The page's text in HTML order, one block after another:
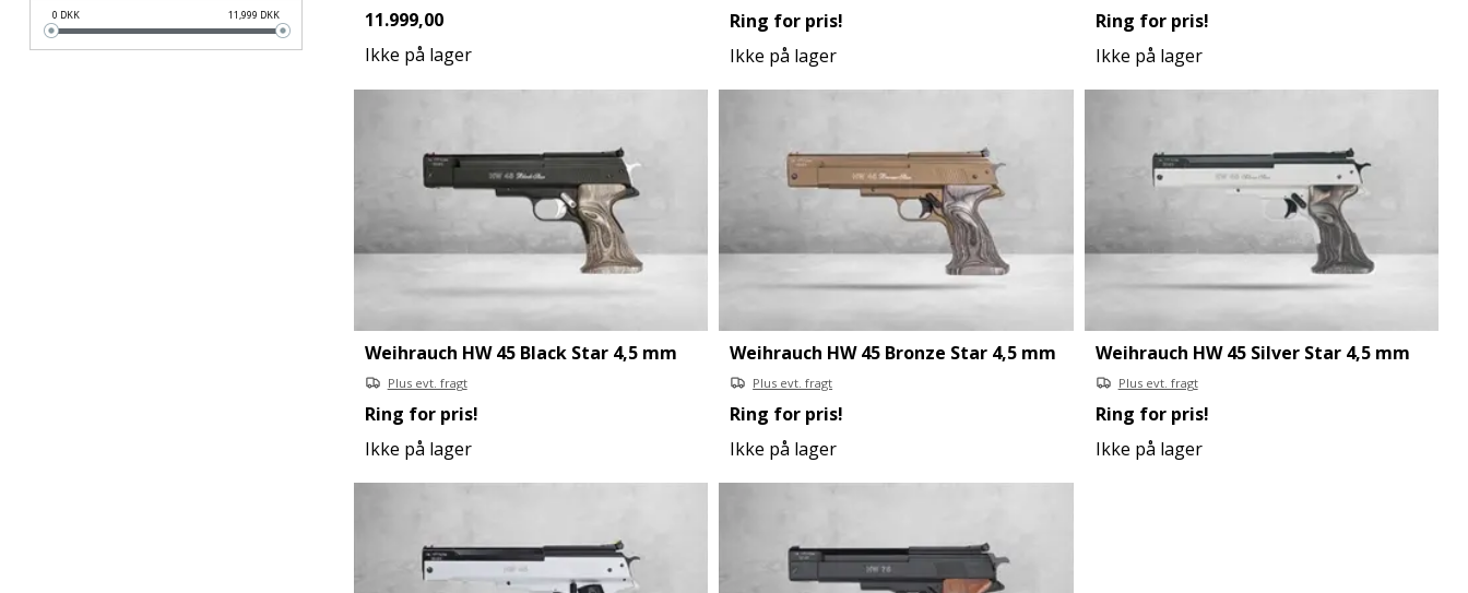
0 DKK 11,999 DKK
11.999,00
Ikke på lager
Ring for pris!
Ikke på lager
Ring for pris!
Ikke på lager
Weihrauch HW 45 Black Star 4,5 mm
Plus evt. fragt
Ring for pris!
Ikke på lager
Weihrauch HW 45 Bronze Star 4,5 mm
Plus evt. fragt
Ring for pris!
Ikke på lager
Weihrauch HW 45 Silver Star 4,5 mm
Plus evt. fragt
Ring for pris!
Ikke på lager